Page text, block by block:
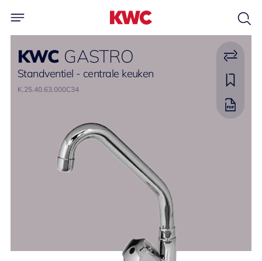
KWC GASTRO
Standventiel - centrale keuken
K.25.40.63.000C34